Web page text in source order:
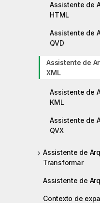
Assistente de
HTML
Assistente de
QVD
Assistente de
XML
Assistente de
KML
Assistente de
QVX
Assistente de
Transformar
Assistente de
Contexto de